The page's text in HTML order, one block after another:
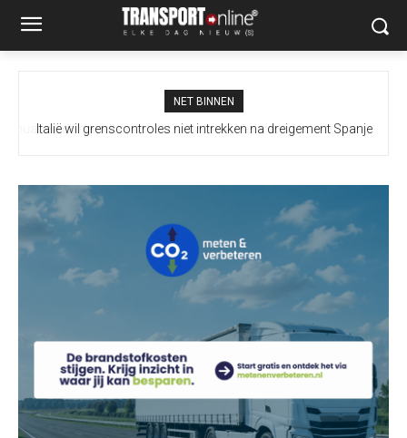
NET BINNEN
Italië wil grenscontroles niet intrekken na dreigement Spanje